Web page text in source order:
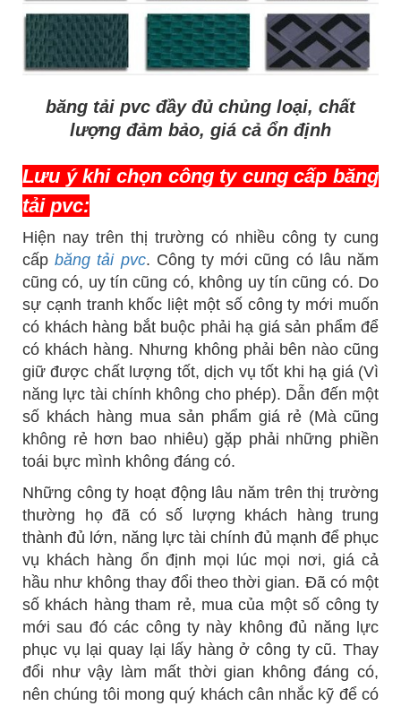
băng tải pvc đầy đủ chủng loại, chất
lượng đảm bảo, giá cả ổn định
Lưu ý khi chọn công ty cung cấp băng
tải pvc:
Hiện nay trên thị trường có nhiều công ty cung
cấpbăng tải pvc. Công ty mới cũng có lâu năm
cũng có, uy tín cũng có, không uy tín cũng có. Do
sự cạnh tranh khốc liệt một số công ty mới muốn
có khách hàng bắt buộc phải hạ giá sản phẩm để
có khách hàng. Nhưng không phải bên nào cũng
giữ được chất lượng tốt, dịch vụ tốt khi hạ giá (Vì
năng lực tài chính không cho phép). Dẫn đến một
số khách hàng mua sản phẩm giá rẻ (Mà cũng
không rẻ hơn bao nhiêu) gặp phải những phiền
toái bực mình không đáng có.
Những công ty hoạt động lâu năm trên thị trường
thường họ đã có số lượng khách hàng trung
thành đủ lớn, năng lực tài chính đủ mạnh để phục
vụ khách hàng ổn định mọi lúc mọi nơi, giá cả
hầu như không thay đổi theo thời gian. Đã có một
số khách hàng tham rẻ, mua của một số công ty
mới sau đó các công ty này không đủ năng lực
phục vụ lại quay lại lấy hàng ở công ty cũ. Thay
đổi như vậy làm mất thời gian không đáng có,
nên chúng tôi mong quý khách cân nhắc kỹ để có